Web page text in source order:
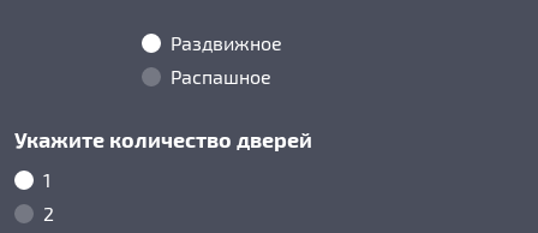
Раздвижное
Распашное
Укажите количество дверей
1
2